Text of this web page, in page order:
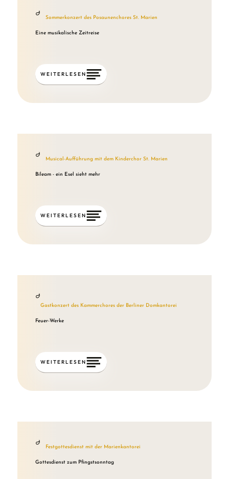
Sommerkonzert des Posaunenchores St. Marien
Eine musikalische Zeitreise
WEITERLESEN
Musical-Aufführung mit dem Kinderchor St. Marien
Bileam - ein Esel sieht mehr
WEITERLESEN
Gastkonzert des Kammerchores der Berliner Domkantorei
Feuer-Werke
WEITERLESEN
Festgottesdienst mit der Marienkantorei
Gottesdienst zum Pfingstsonntag